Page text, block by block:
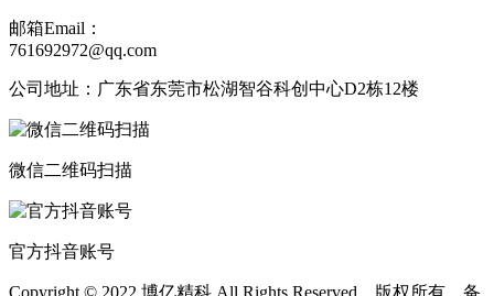
邮箱Email：
761692972@qq.com
公司地址：广东省东莞市松湖智谷科创中心D2栋12楼
微信二维码扫描
官方抖音账号
Copyright © 2022 博亿精科 All Rights Reserved 版权所有 备